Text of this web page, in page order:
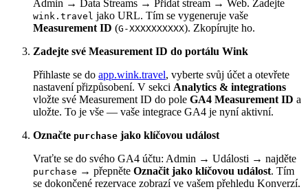
Admin → Data Streams → Přidat stream → Web. Zadejte
wink.travel jako URL. Tím se vygeneruje vaše
Measurement ID (G-XXXXXXXXXX). Zkopírujte ho.
Zadejte své Measurement ID do portálu Wink
Přihlaste se do app.wink.travel, vyberte svůj účet a otevřete
nastavení přizpůsobení. V sekci Analytics & integrations
vložte své Measurement ID do pole GA4 Measurement ID a
uložte. To je vše — vaše integrace GA4 je nyní aktivní.
Označte purchase jako klíčovou událost
Vraťte se do svého GA4 účtu: Admin → Události → najděte
purchase → přepněte Označit jako klíčovou událost. Tím
se dokončené rezervace zobrazí ve vašem přehledu Konverzí.